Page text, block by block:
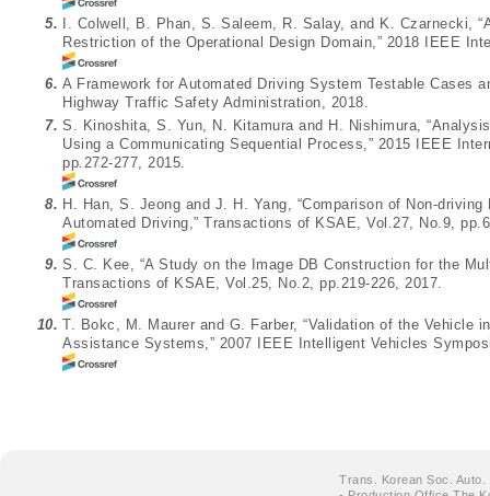
5. I. Colwell, B. Phan, S. Saleem, R. Salay, and K. Czarnecki,
Restriction of the Operational Design Domain,” 2018 IEEE
6. A Framework for Automated Driving System Testable Cases
Highway Traffic Safety Administration, 2018.
7. S. Kinoshita, S. Yun, N. Kitamura and H. Nishimura,
Using a Communicating Sequential Process,” 2015 IEEE
pp.272-277, 2015.
8. H. Han, S. Jeong and J. H. Yang, “Comparison of Non-
Automated Driving,” Transactions of KSAE, Vol.27, No.9,
9. S. C. Kee, “A Study on the Image DB Construction for the
Transactions of KSAE, Vol.25, No.2, pp.219-226, 2017.
10. T. Bokc, M. Maurer and G. Farber, “Validation of the Vehicle
Assistance Systems,” 2007 IEEE Intelligent Vehicles
Trans. Korean Soc. Auto.